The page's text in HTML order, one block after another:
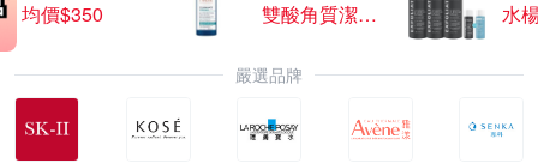
均價$350
雙酸角質潔膚露
水
嚴選品牌